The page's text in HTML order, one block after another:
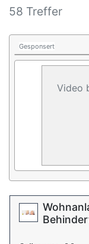
58 Treffer
Gesponsert
Video